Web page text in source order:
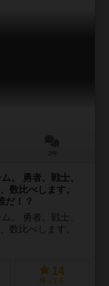
。 勇者、戦士、
数比べします。
だ！？
。 勇者、戦士、
数比べします。
14
持ってる